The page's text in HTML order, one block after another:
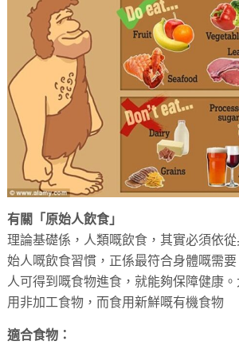
有關「原始人飲食」
理論基礎係，人類嘅飲食，其實必須依
始人嘅飲食習慣，正係最符合身體嘅需
人可得到嘅食物進食，就能夠保障健康
用非加工食物，而食用新鮮嘅有機食物
適合食物：